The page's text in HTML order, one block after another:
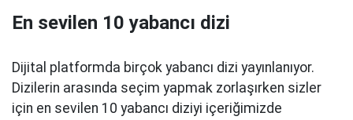
En sevilen 10 yabancı dizi
Dijital platformda birçok yabancı dizi yayınlanıyor.
Dizilerin arasında seçim yapmak zorlaşırken sizler
için en sevilen 10 yabancı diziyi içeriğimizde